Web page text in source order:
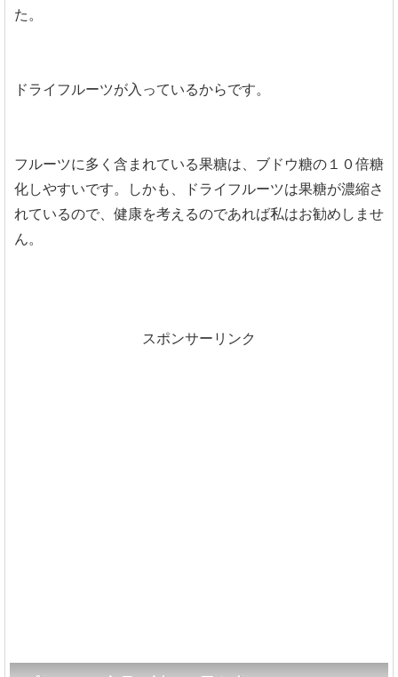
た。
ドライフルーツが入っているからです。
フルーツに多く含まれている果糖は、ブドウ糖の１０倍糖
化しやすいです。しかも、ドライフルーツは果糖が濃縮さ
れているので、健康を考えるのであれば私はお勧めしませ
ん。
スポンサーリンク